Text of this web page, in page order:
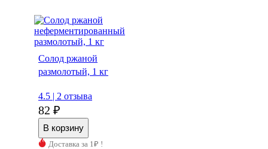
Солод ржаной
размолотый, 1 кг
4.5 | 2 отзыва
82 ₽
Доставка за 1₽ !